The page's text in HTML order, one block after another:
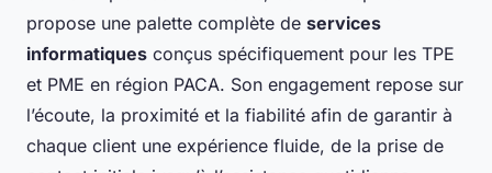
propose une palette complète de services
informatiques conçus spécifiquement pour les TPE
et PME en région PACA. Son engagement repose sur
l’écoute, la proximité et la fiabilité afin de garantir à
chaque client une expérience fluide, de la prise de